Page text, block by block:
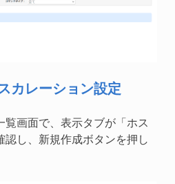
カレーション設定
覧画面で、表示タブが「ホス
認し、新規作成ボタンを押し